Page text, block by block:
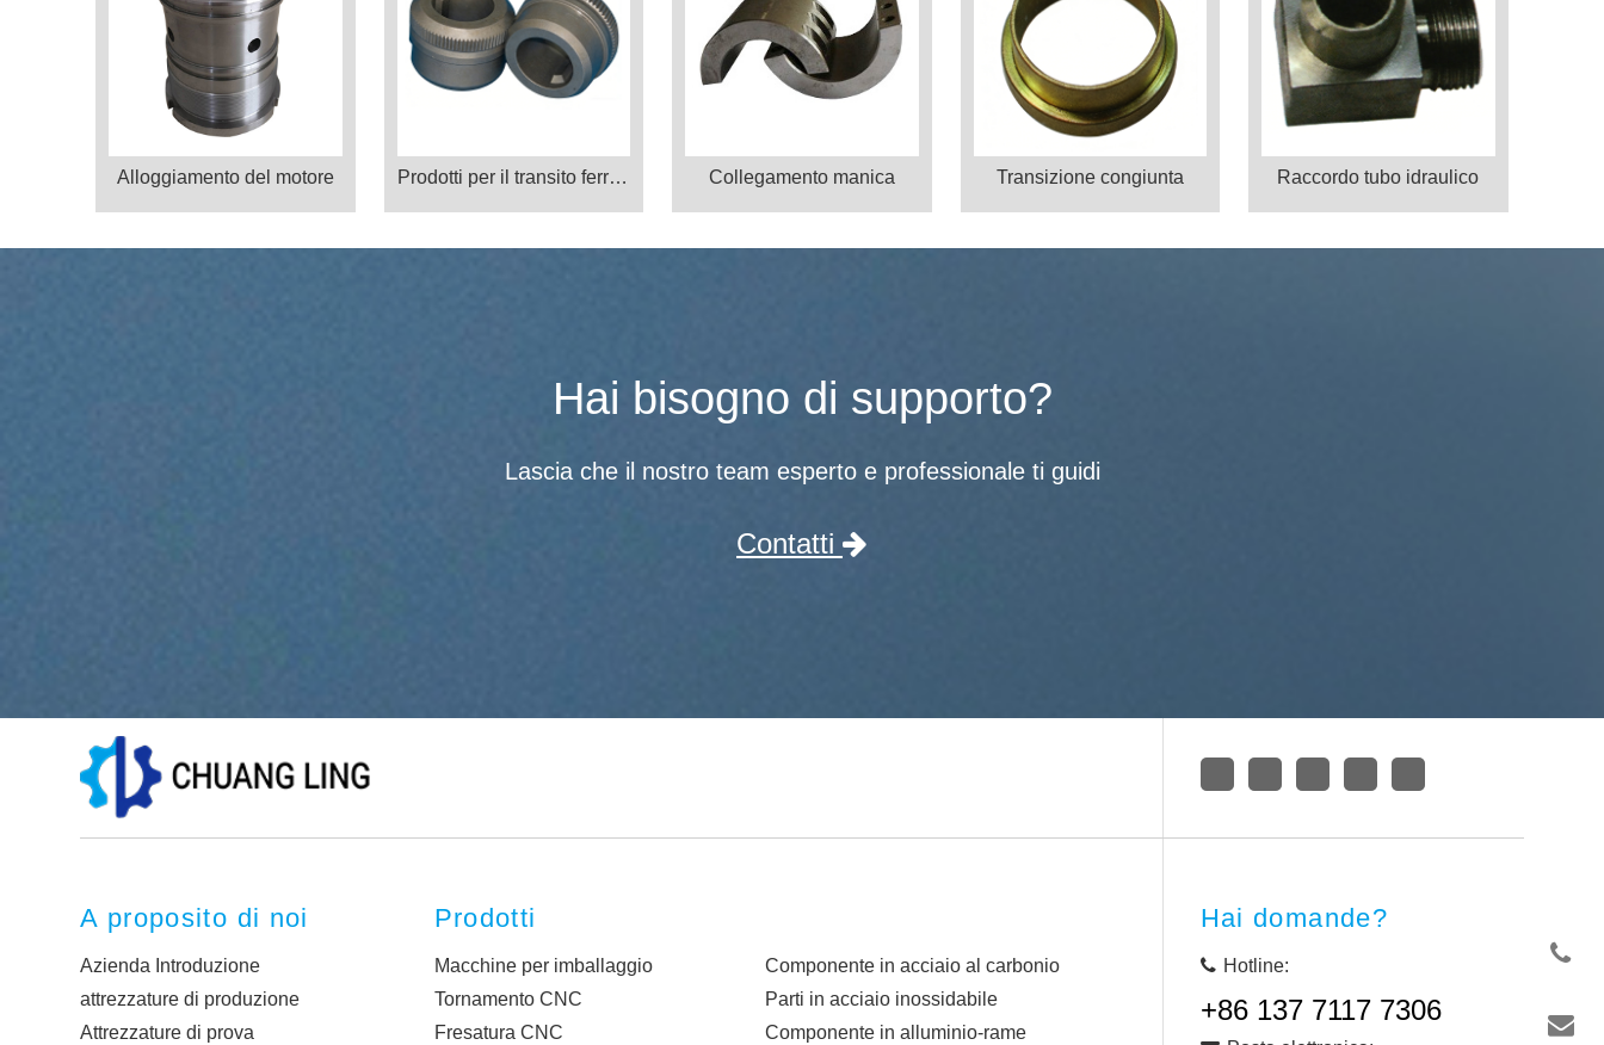
Alloggiamento del motore Prodotti per il transito ferroviario Collegamento manica Transizione congiunta Raccordo tubo idraulico
Hai bisogno di supporto?
Lascia che il nostro team esperto e professionale ti guidi
Contatti
A proposito di noi
Azienda Introduzione
attrezzature di produzione
Attrezzature di prova
Prodotti
Macchine per imballaggio
Tornamento CNC
Fresatura CNC
Componente in acciaio al carbonio
Parti in acciaio inossidabile
Componente in alluminio-rame
Hai domande?
Hotline:
+86 137 7117 7306